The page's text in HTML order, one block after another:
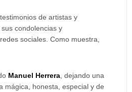
de artistas y
condolencias y
sociales. Como muestra,
Manuel Herrera , dejando una
mágica, honesta, especial y de